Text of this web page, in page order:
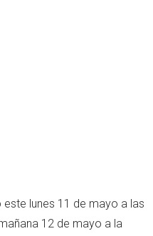
este lunes 11 de mayo a las
12 de mayo a la